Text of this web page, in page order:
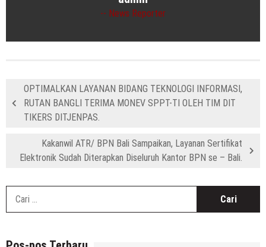
News Reporter
OPTIMALKAN LAYANAN BIDANG TEKNOLOGI INFORMASI,
RUTAN BANGLI TERIMA MONEV SPPT-TI OLEH TIM DIT
TIKERS DITJENPAS.
Kakanwil ATR/ BPN Bali Sampaikan, Layanan Sertifikat
Elektronik Sudah Diterapkan Diseluruh Kantor BPN se – Bali.